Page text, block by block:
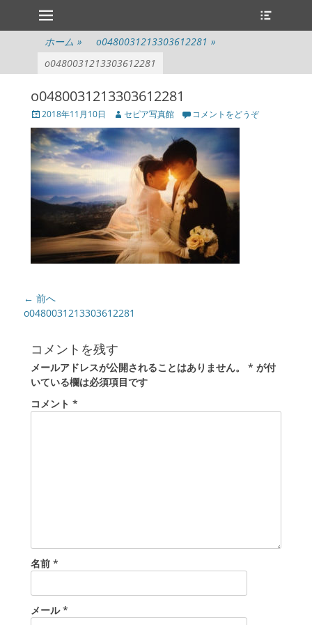
メインメニュー
コ
ン
ス
キ
プ
ダ
り
ホーム » o0480031213303612281 »
o0480031213303612281
o0480031213303612281
投
稿
日
2018年11月10日
投
稿
者
セピア写真館 コメントをどうぞ
投
稿
ビ
ゲ
ー
シ
ョ
← 前へ
前
稿:
o0480031213303612281
コメントを残す
メールアドレスが公開されることはありません。 * が付
いている欄は必須項目です
コメント *
名前 *
メール*